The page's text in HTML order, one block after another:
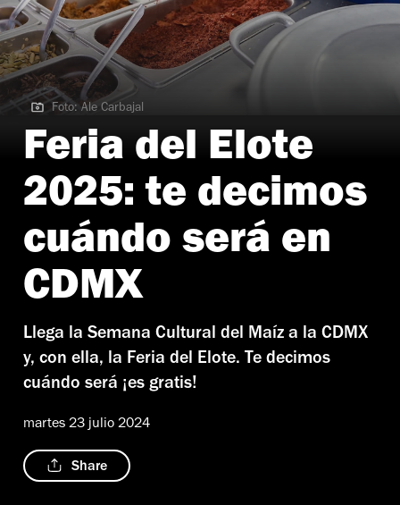
Foto: Ale Carbajal
Foto: Ale Carbajal
Feria del Elote
2025: te decimos
cuándo será en
CDMX
Llega la Semana Cultural del Maíz a la CDMX
y, con ella, la Feria del Elote. Te decimos
cuándo será ¡es gratis!
martes 23 julio 2024
Share